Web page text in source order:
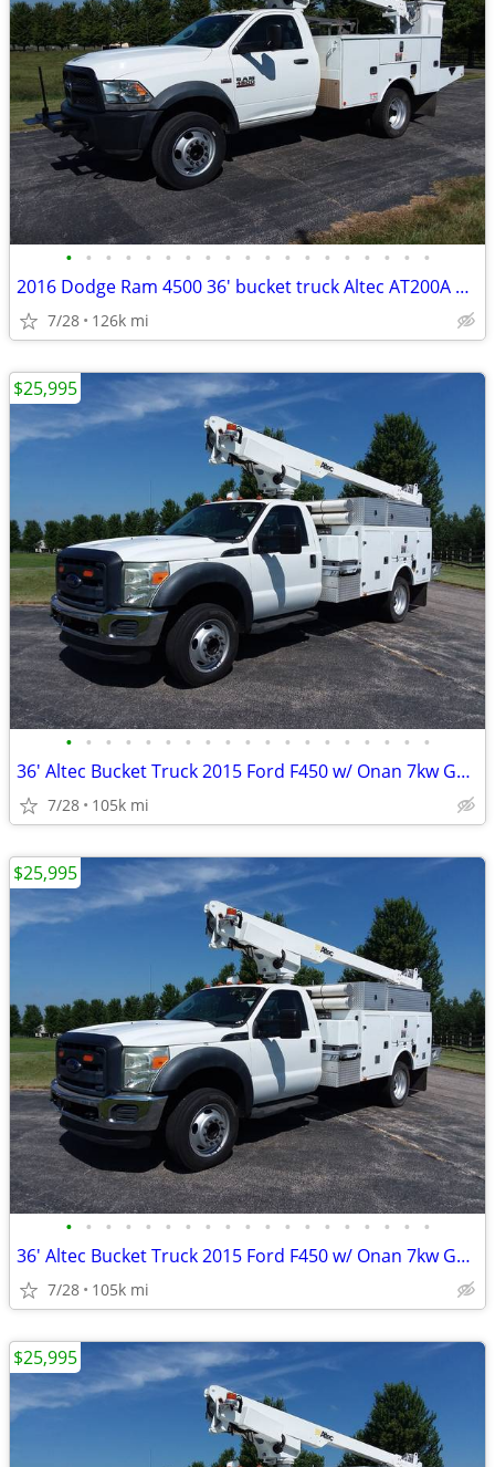
• • • • • • • • • • • • • • • • • • •
2016 Dodge Ram 4500 36' bucket truck Altec AT200A Very Solid Nice
7/28 126k mi
• • • • • • • • • • • • • • • • • • •
36' Altec Bucket Truck 2015 Ford F450 w/ Onan 7kw Generator
7/28 105k mi
$25,995
• • • • • • • • • • • • • • • • • • •
36' Altec Bucket Truck 2015 Ford F450 w/ Onan 7kw Generator
7/28 105k mi
$25,995
$25,995